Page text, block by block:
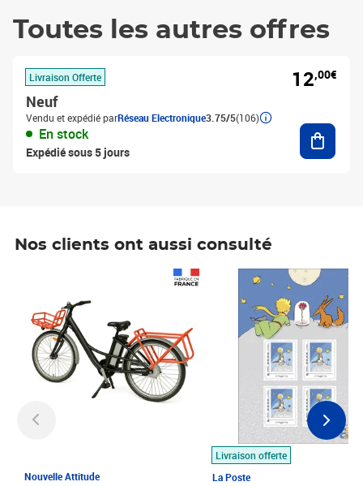
Toutes les autres offres
Livraison Offerte
Neuf
Vendu et expédié parRéseau Electronique3.75/5(106)
En stock
Expédié sous 5 jours
12,00€
Nos clients ont aussi consulté
Nouvelle Attitude
Livraison offerte
La Poste
Prix 7,50€